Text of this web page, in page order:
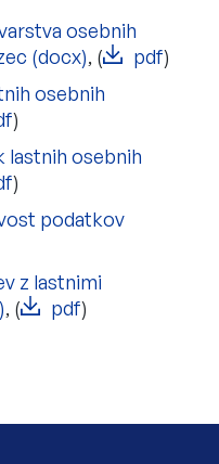
osebnih
(docx), ( pdf)
osebnih
)
lastnih osebnih
)
podatkov
z lastnimi
, ( pdf)